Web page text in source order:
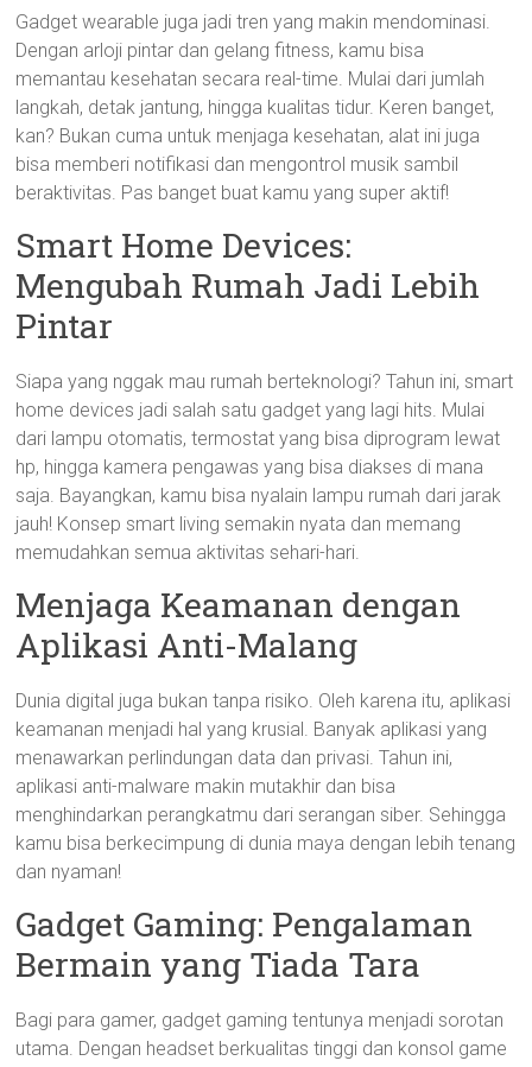
Gadget wearable juga jadi tren yang makin mendominasi.
Dengan arloji pintar dan gelang fitness, kamu bisa
memantau kesehatan secara real-time. Mulai dari jumlah
langkah, detak jantung, hingga kualitas tidur. Keren banget,
kan? Bukan cuma untuk menjaga kesehatan, alat ini juga
bisa memberi notifikasi dan mengontrol musik sambil
beraktivitas. Pas banget buat kamu yang super aktif!
Smart Home Devices:
Mengubah Rumah Jadi Lebih
Pintar
Siapa yang nggak mau rumah berteknologi? Tahun ini, smart
home devices jadi salah satu gadget yang lagi hits. Mulai
dari lampu otomatis, termostat yang bisa diprogram lewat
hp, hingga kamera pengawas yang bisa diakses di mana
saja. Bayangkan, kamu bisa nyalain lampu rumah dari jarak
jauh! Konsep smart living semakin nyata dan memang
memudahkan semua aktivitas sehari-hari.
Menjaga Keamanan dengan
Aplikasi Anti-Malang
Dunia digital juga bukan tanpa risiko. Oleh karena itu, aplikasi
keamanan menjadi hal yang krusial. Banyak aplikasi yang
menawarkan perlindungan data dan privasi. Tahun ini,
aplikasi anti-malware makin mutakhir dan bisa
menghindarkan perangkatmu dari serangan siber. Sehingga
kamu bisa berkecimpung di dunia maya dengan lebih tenang
dan nyaman!
Gadget Gaming: Pengalaman
Bermain yang Tiada Tara
Bagi para gamer, gadget gaming tentunya menjadi sorotan
utama. Dengan headset berkualitas tinggi dan konsol game